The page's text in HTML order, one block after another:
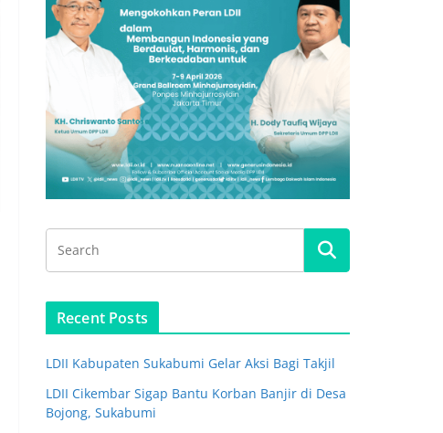
Recent Posts
LDII Kabupaten Sukabumi Gelar Aksi Bagi Takjil
LDII Cikembar Sigap Bantu Korban Banjir di Desa
Bojong, Sukabumi